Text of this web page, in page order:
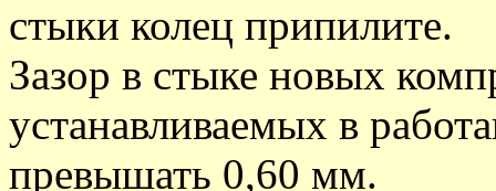
стыки колец припилите.
Зазор в стыке новых
устанавливаемых в
превышать 0,60 мм.